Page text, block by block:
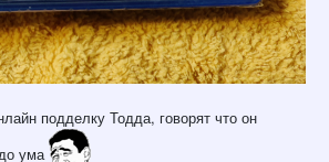
подделку Тодда, говорят что он
ума